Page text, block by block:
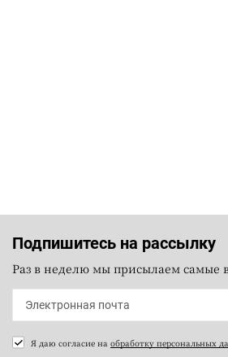
Подпишитесь на рассылку
Раз в неделю мы присылаем самые
Я даю согласие на обработку персональных